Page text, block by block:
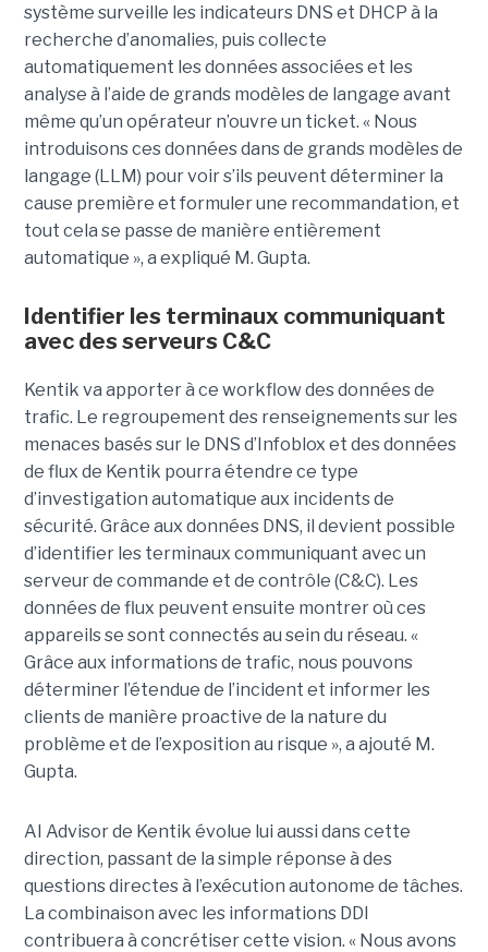
système surveille les indicateurs DNS et DHCP à la
recherche d’anomalies, puis collecte
automatiquement les données associées et les
analyse à l’aide de grands modèles de langage avant
même qu’un opérateur n’ouvre un ticket. « Nous
introduisons ces données dans de grands modèles de
langage (LLM) pour voir s’ils peuvent déterminer la
cause première et formuler une recommandation, et
tout cela se passe de manière entièrement
automatique », a expliqué M. Gupta.
Identifier les terminaux communiquant
avec des serveurs C&C
Kentik va apporter à ce workflow des données de
trafic. Le regroupement des renseignements sur les
menaces basés sur le DNS d’Infoblox et des données
de flux de Kentik pourra étendre ce type
d’investigation automatique aux incidents de
sécurité. Grâce aux données DNS, il devient possible
d’identifier les terminaux communiquant avec un
serveur de commande et de contrôle (C&C). Les
données de flux peuvent ensuite montrer où ces
appareils se sont connectés au sein du réseau. «
Grâce aux informations de trafic, nous pouvons
déterminer l’étendue de l’incident et informer les
clients de manière proactive de la nature du
problème et de l’exposition au risque », a ajouté M.
Gupta.
AI Advisor de Kentik évolue lui aussi dans cette
direction, passant de la simple réponse à des
questions directes à l’exécution autonome de tâches.
La combinaison avec les informations DDI
contribuera à concrétiser cette vision. « Nous avons